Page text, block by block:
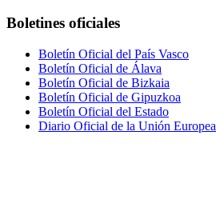
Boletines oficiales
Boletín Oficial del País Vasco
Boletín Oficial de Álava
Boletín Oficial de Bizkaia
Boletín Oficial de Gipuzkoa
Boletín Oficial del Estado
Diario Oficial de la Unión Europea